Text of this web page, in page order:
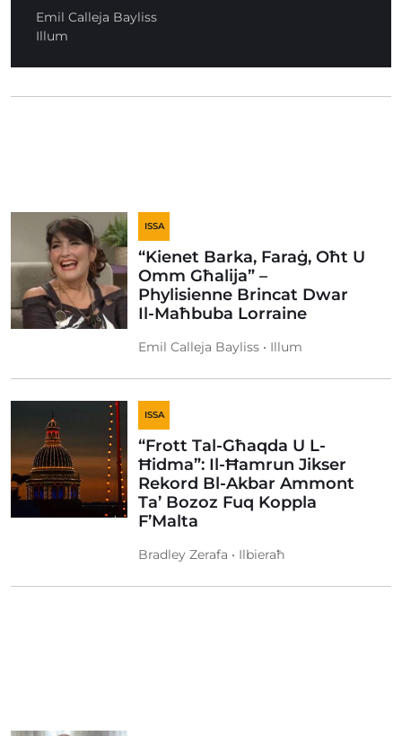
Emil Calleja Bayliss
Illum
ISSA
“Kienet Barka, Faraġ, Oħt U
Omm Għalija” –
Phylisienne Brincat Dwar
Il-Maħbuba Lorraine
Emil Calleja Bayliss • Illum
ISSA
“Frott Tal-Għaqda U L-
Ħidma”: Il-Ħamrun Jikser
Rekord Bl-Akbar Ammont
Ta’ Bozoz Fuq Koppla
F’Malta
Bradley Zerafa • Ilbieraħ